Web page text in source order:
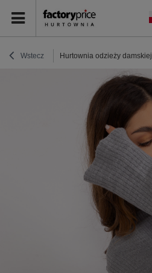
Wstecz Hurtownia odzieży damskiej